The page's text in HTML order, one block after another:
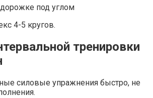
под углом
4-5 кругов.
тренировки
силовые упражнения быстро, не